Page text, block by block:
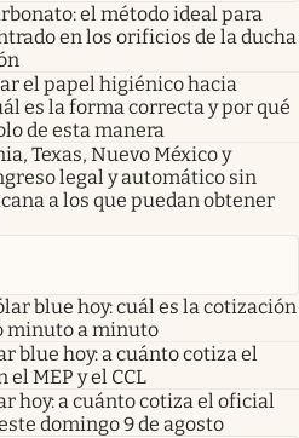
el método ideal para
en los orificios de la ducha
el papel higiénico hacia
es la forma correcta y por qué
de esta manera
Texas, Nuevo México y
legal y automático sin
a los que puedan obtener
blue hoy: cuál es la cotización
minuto a minuto
blue hoy: a cuánto cotiza el
el MEP y el CCL
hoy: a cuánto cotiza el oficial
domingo 9 de agosto